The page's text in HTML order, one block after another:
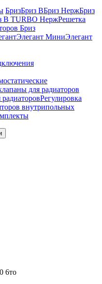
БризБриз ВБриз НержБриз
В TURBO НержРешетка
Бриз
Элегант МиниЭлегант
для радиаторов
Регулировка
внутрипольных
6то